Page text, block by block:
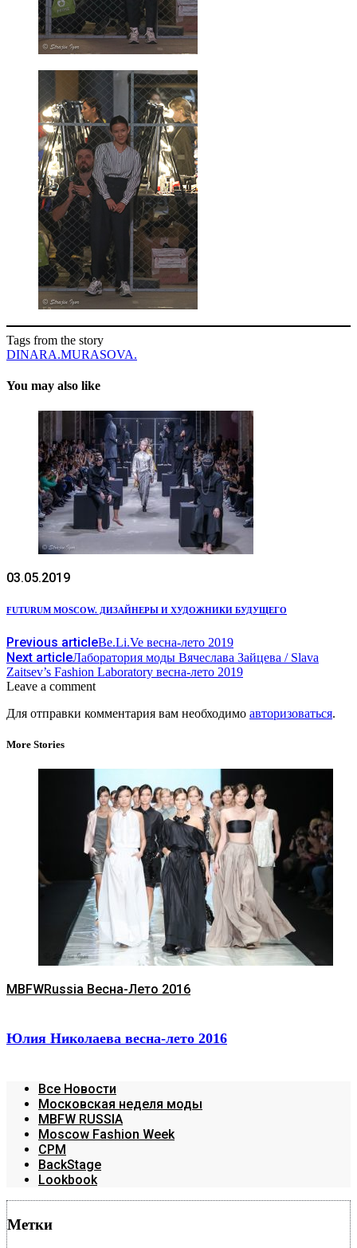
Tags from the story
DINARA.MURASOVA.
You may also like
03.05.2019
FUTURUM MOSCOW. ДИЗАЙНЕРЫ И ХУДОЖНИКИ БУДУЩЕГО
Previous articleBe.Li.Ve весна-лето 2019
Next articleЛаборатория моды Вячеслава Зайцева / Slava
Zaitsev’s Fashion Laboratory весна-лето 2019
Leave a comment
Для отправки комментария вам необходимо авторизоваться.
More Stories
MBFWRussia Весна-Лето 2016
Юлия Николаева весна-лето 2016
Все Новости
Московская неделя моды
MBFW RUSSIA
Moscow Fashion Week
CPM
BackStage
Lookbook
Метки